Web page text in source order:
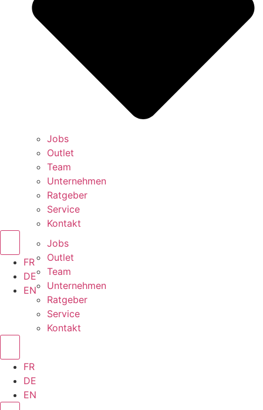
Jobs
Outlet
Team
Unternehmen
Ratgeber
Service
Kontakt
FR
DE
EN
Jobs
Outlet
Team
Unternehmen
Ratgeber
Service
Kontakt
FR
DE
EN